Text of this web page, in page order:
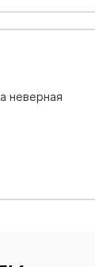
неверная